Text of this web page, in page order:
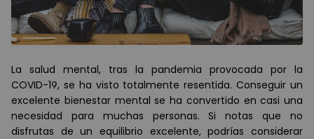
La salud mental, tras la pandemia provocada por la
COVID-19, se ha visto totalmente resentida. Conseguir un
excelente bienestar mental se ha convertido en casi una
necesidad para muchas personas. Si notas que no
disfrutas de un equilibrio excelente, podrías considerar